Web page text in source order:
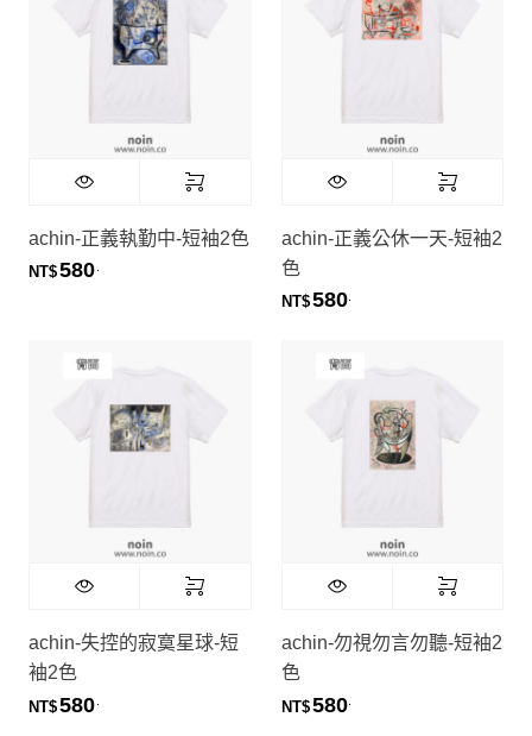
achin-正義執勤中-短袖2色
NT$580
achin-正義公休一天-短袖2
色
NT$580
achin-失控的寂寞星球-短
袖2色
NT$580
achin-勿視勿言勿聽-短袖2
色
NT$580